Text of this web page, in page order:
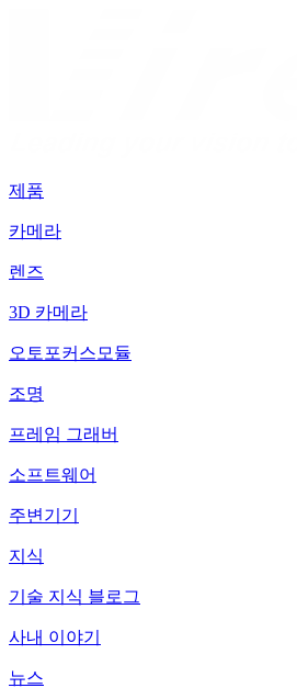
제품
카메라
렌즈
3D 카메라
오토포커스모듈
조명
프레임 그래버
소프트웨어
주변기기
지식
기술 지식 블로그
사내 이야기
뉴스